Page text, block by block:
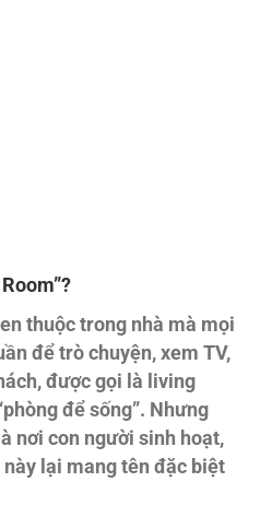
thuộc trong nhà mà mọi
để trò chuyện, xem TV,
được gọi là living
để sống”. Nhưng
nơi con người sinh hoạt,
lại mang tên đặc biệt